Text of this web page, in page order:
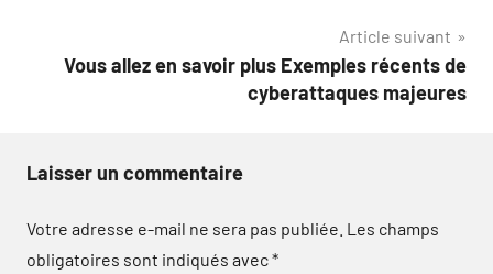
Article suivant
Vous allez en savoir plus Exemples récents de
cyberattaques majeures
Laisser un commentaire
Votre adresse e-mail ne sera pas publiée. Les champs
obligatoires sont indiqués avec*